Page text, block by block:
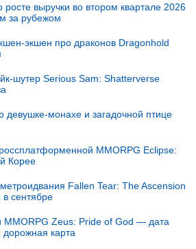
росте выручки во втором квартале 2026
за рубежом
экшен про драконов Dragonhold
шутер Serious Sam: Shatterverse
монахе и загадочной птице
MMORPG Eclipse:
Корее
Fallen Tear: The Ascension
в сентябре
MMORPG Zeus: Pride of God — дата
карта